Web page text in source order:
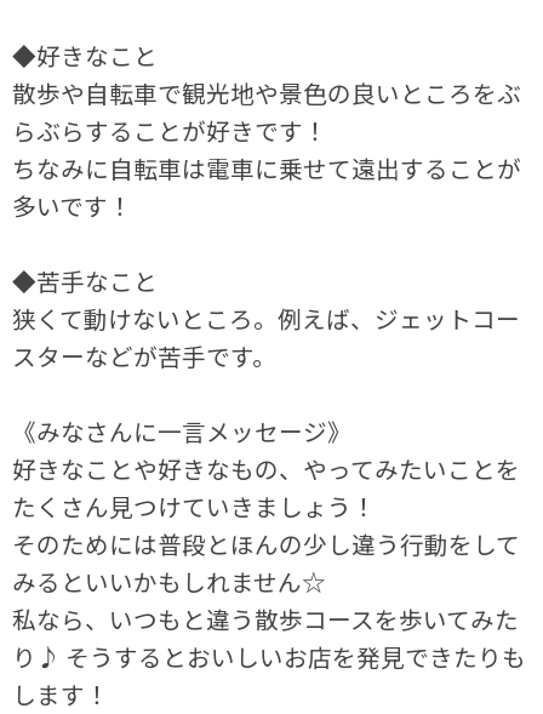
◆好きなこと
散歩や自転車で観光地や景色の良いところをぶ
らぶらすることが好きです！
ちなみに自転車は電車に乗せて遠出することが
多いです！
◆苦手なこと
狭くて動けないところ。例えば、ジェットコー
スターなどが苦手です。
《みなさんに一言メッセージ》
好きなことや好きなもの、やってみたいことを
たくさん見つけていきましょう！
そのためには普段とほんの少し違う行動をして
みるといいかもしれません☆
私なら、いつもと違う散歩コースを歩いてみた
り♪ そうするとおいしいお店を発見できたりも
します！